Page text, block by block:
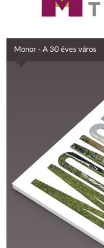
Monor - A 30 éves város